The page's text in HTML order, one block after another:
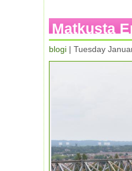
Matkusta
blogi | Tuesday